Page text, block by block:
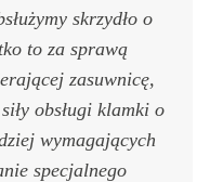
skrzydło o
to za sprawą
zasuwnicę,
obsługi klamki o
wymagających
specjalnego